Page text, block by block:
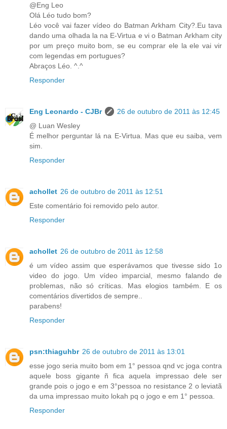
@Eng Leo
Olá Léo tudo bom?
Léo você vai fazer vídeo do Batman Arkham City?.Eu tava
dando uma olhada la na E-Virtua e vi o Batman Arkham city
por um preço muito bom, se eu comprar ele la ele vai vir
com legendas em portugues?
Abraços Léo. ^.^
Responder
Eng Leonardo - CJBr
26 de outubro de 2011 às 12:45
@ Luan Wesley
É melhor perguntar lá na E-Virtua. Mas que eu saiba, vem
sim.
Responder
achollet 26 de outubro de 2011 às 12:51
Este comentário foi removido pelo autor.
Responder
achollet 26 de outubro de 2011 às 12:58
é um vídeo assim que esperávamos que tivesse sido 1o
video do jogo. Um vídeo imparcial, mesmo falando de
problemas, não só críticas. Mas elogios também. E os
comentários divertidos de sempre..
parabens!
Responder
psn:thiaguhbr 26 de outubro de 2011 às 13:01
esse jogo seria muito bom em 1° pessoa qnd vc joga contra
aquele boss gigante ñ fica aquela impressao dele ser
grande pois o jogo e em 3°pessoa no resistance 2 o leviatã
da uma impressao muito lokah pq o jogo e em 1° pessoa.
Responder